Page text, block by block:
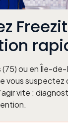
(75) ou en Île-
vous
vite :